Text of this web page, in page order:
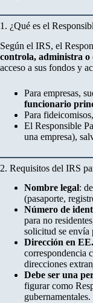
1. ¿Qué es el
Según el IRS, el
controla, administra o
acceso a sus fondos y
Para empresas,
funcionario
Para
El Responsible
una empresa),
2. Requisitos del IRS
Nombre legal:
(pasaporte,
Número de
para no
solicitud se envía
Dirección en
correspondencia
direcciones
Debe ser una
figurar como
gubernamentales.